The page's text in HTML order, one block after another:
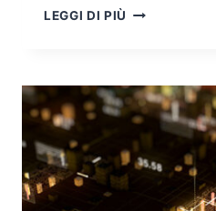
LEGGI DI PIÙ CYBER
VI
ASPETTIAMO
L’11
12
MAGGIO